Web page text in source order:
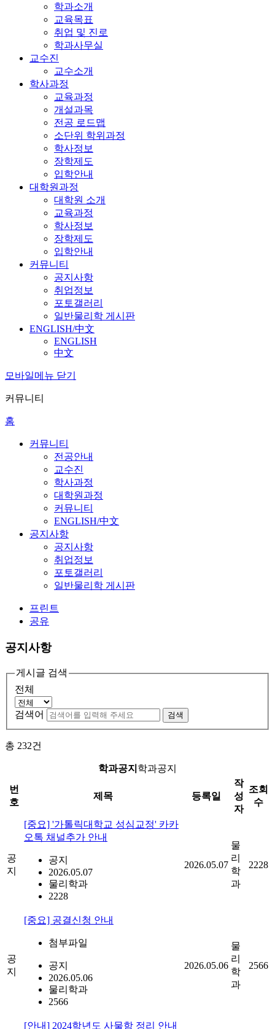
학과소개
교육목표
취업 및 진로
학과사무실
교수진
교수소개
학사과정
교육과정
개설과목
전공 로드맵
소단위 학위과정
학사정보
장학제도
입학안내
대학원과정
대학원 소개
교육과정
학사정보
장학제도
입학안내
커뮤니티
공지사항
취업정보
포토갤러리
일반물리학 게시판
ENGLISH/中文
ENGLISH
中文
모바일메뉴 닫기
커뮤니티
홈
커뮤니티
전공안내
교수진
학사과정
대학원과정
커뮤니티
ENGLISH/中文
공지사항
공지사항
취업정보
포토갤러리
일반물리학 게시판
프린트
공유
공지사항
게시글 검색
전체
검색어 검색
총 232건
학과공지 학과공지
번
호
제목 등록일
작
성
자
조회
수
공
지
[중요] '가톨릭대학교 성심교정' 카카
오톡 채널추가 안내
공지
2026.05.07
물리학과
2228
2026.05.07
물
리
학
과
2228
공
지
[중요] 공결신청 안내
첨부파일
공지
2026.05.06
물리학과
2566
2026.05.06
물
리
학
과
2566
[안내] 2024학년도 사물함 정리 안내